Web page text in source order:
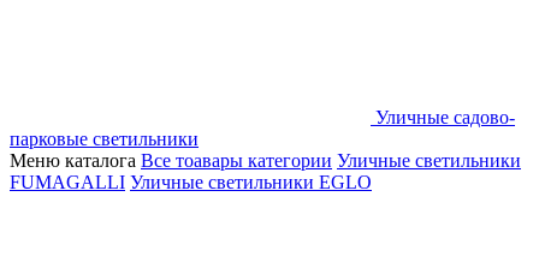
Уличные садово-
парковые светильники
Меню каталога Все тоавары категории Уличные светильники
FUMAGALLI Уличные светильники EGLO